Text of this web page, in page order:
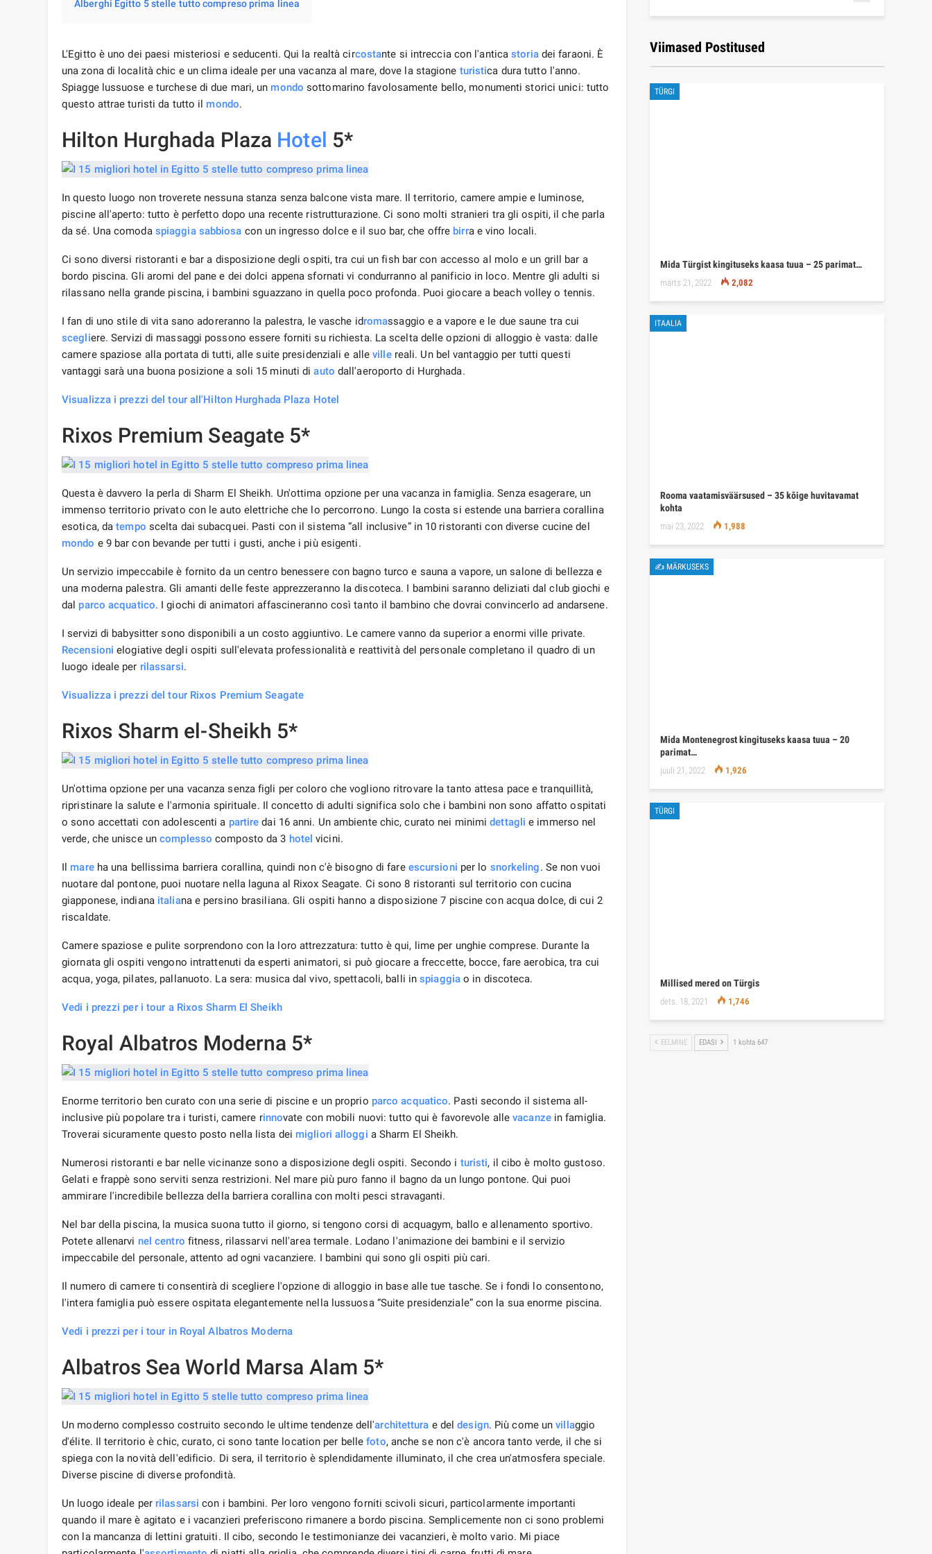
Alberghi Egitto 5 stelle tutto compreso prima linea
L'Egitto è uno dei paesi misteriosi e seducenti. Qui la realtà circostante si intreccia con l'anticastoriadei faraoni. È
una zona di località chic e un clima ideale per una vacanza al mare, dove la stagione turistica dura tutto l'anno.
Spiagge lussuose e turchese di due mari, un mondo sottomarino favolosamente bello, monumenti storici unici: tutto
questo attrae turisti da tutto il mondo.
Hilton Hurghada Plaza Hotel 5*
In questo luogo non troverete nessuna stanza senza balcone vista mare. Il territorio, camere ampie e luminose,
piscine all'aperto: tutto è perfetto dopo una recente ristrutturazione. Ci sono molti stranieri tra gli ospiti, il che parla
da sé. Una comoda spiaggia sabbiosa con un ingresso dolce e il suo bar, che offre birra e vino locali.
Ci sono diversi ristoranti e bar a disposizione degli ospiti, tra cui un fish bar con accesso al molo e un grill bar a
bordo piscina. Gli aromi del pane e dei dolci appena sfornati vi condurranno al panificio in loco. Mentre gli adulti si
rilassano nella grande piscina, i bambini sguazzano in quella poco profonda. Puoi giocare a beach volley o tennis.
I fan di uno stile di vita sano adoreranno la palestra, le vasche idromassaggio e a vapore e le due saune tra cui
scegliere. Servizi di massaggi possono essere forniti su richiesta. La scelta delle opzioni di alloggio è vasta: dalle
camere spaziose alla portata di tutti, alle suite presidenziali e allevillereali. Un bel vantaggio per tutti questi
vantaggi sarà una buona posizione a soli 15 minuti diauto dall'aeroporto di Hurghada.
Visualizza i prezzi del tour all'Hilton Hurghada Plaza Hotel
Rixos Premium Seagate 5*
Questa è davvero la perla di Sharm El Sheikh. Un'ottima opzione per una vacanza in famiglia. Senza esagerare, un
immenso territorio privato con le auto elettriche che lo percorrono. Lungo la costa si estende una barriera corallina
esotica, datempo scelta dai subacquei. Pasti con il sistema “all inclusive” in 10 ristoranti con diverse cucine del
mondo e 9 bar con bevande per tutti i gusti, anche i più esigenti.
Un servizio impeccabile è fornito da un centro benessere con bagno turco e sauna a vapore, un salone di bellezza e
una moderna palestra. Gli amanti delle feste apprezzeranno la discoteca. I bambini saranno deliziati dal club giochi e
dal parco acquatico. I giochi di animatori affascineranno così tanto il bambino che dovrai convincerlo ad andarsene.
I servizi di babysitter sono disponibili a un costo aggiuntivo. Le camere vanno da superior a enormi ville private.
Recensioni elogiative degli ospiti sull'elevata professionalità e reattività del personale completano il quadro di un
luogo ideale per rilassarsi.
Visualizza i prezzi del tour Rixos Premium Seagate
Rixos Sharm el-Sheikh 5*
Un'ottima opzione per una vacanza senza figli per coloro che vogliono ritrovare la tanto attesa pace e tranquillità,
ripristinare la salute e l'armonia spirituale. Il concetto di adulti significa solo che i bambini non sono affatto ospitati
o sono accettati con adolescenti a partire dai 16 anni. Un ambiente chic, curato nei minimidettagli e immerso nel
verde, che unisce uncomplesso composto da 3 hotel vicini.
Il mareha una bellissima barriera corallina, quindi non c'è bisogno di fare escursioni per lo snorkeling. Se non vuoi
nuotare dal pontone, puoi nuotare nella laguna al Rixox Seagate. Ci sono 8 ristoranti sul territorio con cucina
giapponese, indiana italiana e persino brasiliana. Gli ospiti hanno a disposizione 7 piscine con acqua dolce, di cui 2
riscaldate.
Camere spaziose e pulite sorprendono con la loro attrezzatura: tutto è qui, lime per unghie comprese. Durante la
giornata gli ospiti vengono intrattenuti da esperti animatori, si può giocare a freccette, bocce, fare aerobica, tra cui
acqua, yoga, pilates, pallanuoto. La sera: musica dal vivo, spettacoli, balli inspiaggiao in discoteca.
Vedi i prezzi per i tour a Rixos Sharm El Sheikh
Royal Albatros Moderna 5*
Enorme territorio ben curato con una serie di piscine e un proprio parco acquatico. Pasti secondo il sistema all-
inclusive più popolare tra i turisti, camere rinnovate con mobili nuovi: tutto qui è favorevole allevacanzein famiglia.
Troverai sicuramente questo posto nella lista dei migliori alloggi a Sharm El Sheikh.
Numerosi ristoranti e bar nelle vicinanze sono a disposizione degli ospiti. Secondo i turisti, il cibo è molto gustoso.
Gelati e frappè sono serviti senza restrizioni. Nel mare più puro fanno il bagno da un lungo pontone. Qui puoi
ammirare l'incredibile bellezza della barriera corallina con molti pesci stravaganti.
Nel bar della piscina, la musica suona tutto il giorno, si tengono corsi di acquagym, ballo e allenamento sportivo.
Potete allenarvi nel centro fitness, rilassarvi nell'area termale. Lodano l'animazione dei bambini e il servizio
impeccabile del personale, attento ad ogni vacanziere. I bambini qui sono gli ospiti più cari.
Il numero di camere ti consentirà di scegliere l'opzione di alloggio in base alle tue tasche. Se i fondi lo consentono,
l'intera famiglia può essere ospitata elegantemente nella lussuosa “Suite presidenziale” con la sua enorme piscina.
Vedi i prezzi per i tour in Royal Albatros Moderna
Albatros Sea World Marsa Alam 5*
Un moderno complesso costruito secondo le ultime tendenze dell'architettura e deldesign. Più come unvillaggio
d'élite. Il territorio è chic, curato, ci sono tante location per bellefoto, anche se non c'è ancora tanto verde, il che si
spiega con la novità dell'edificio. Di sera, il territorio è splendidamente illuminato, il che crea un'atmosfera speciale.
Diverse piscine di diverse profondità.
Un luogo ideale per rilassarsi con i bambini. Per loro vengono forniti scivoli sicuri, particolarmente importanti
quando il mare è agitato e i vacanzieri preferiscono rimanere a bordo piscina. Semplicemente non ci sono problemi
con la mancanza di lettini gratuiti. Il cibo, secondo le testimonianze dei vacanzieri, è molto vario. Mi piace
Viimased Postitused
TÜRGI
Mida Türgist kingituseks kaasa tuua – 25 parimat…
märts 21, 2022 2,082
ITAALIA
Rooma vaatamisväärsused – 35 kõige huvitavamat
kohta
mai 23, 2022 1,988
✍ MÄRKUSEKS
Mida Montenegrost kingituseks kaasa tuua – 20
parimat…
juuli 21, 2022 1,926
TÜRGI
Millised mered on Türgis
dets. 18, 2021 1,746
EELMINE EDASI 1 kohta 647